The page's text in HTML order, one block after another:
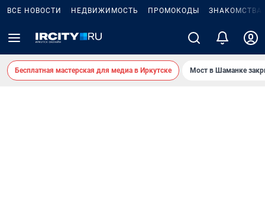
ВСЕ НОВОСТИ НЕДВИЖИМОСТЬ ПРОМОКОДЫ ЗНАКОМСТВА
Бесплатная мастерская для медиа в Иркутске Мост в Шаманке